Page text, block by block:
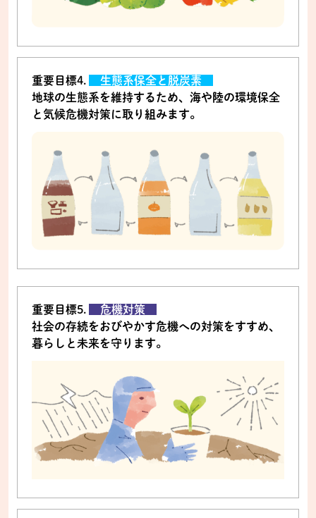
重要目標4.
生態系保全と脱炭素
地球の生態系を維持するため、海や陸の環境保全
と気候危機対策に取り組みます。
重要目標5.
危機対策
社会の存続をおびやかす危機への対策をすすめ、
暮らしと未来を守ります。